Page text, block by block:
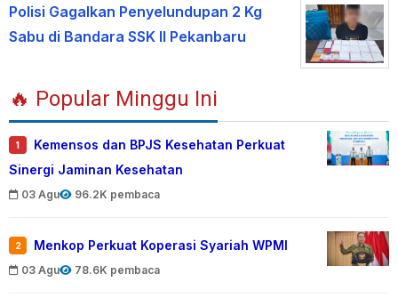
Polisi Gagalkan Penyelundupan 2 Kg
Sabu di Bandara SSK II Pekanbaru
🔥 Popular Minggu Ini
1
Kemensos dan BPJS Kesehatan Perkuat
Sinergi Jaminan Kesehatan
03 Agu 96.2K pembaca
2 Menkop Perkuat Koperasi Syariah WPMI
03 Agu 78.6K pembaca